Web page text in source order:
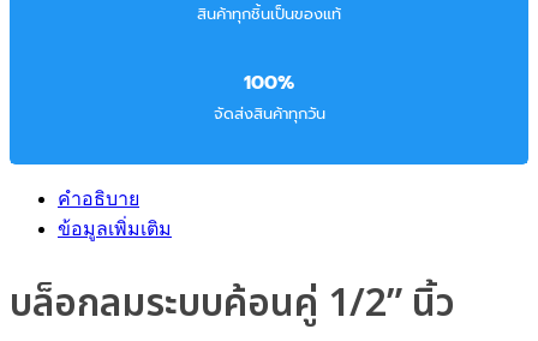
สินค้าทุกชิ้นเป็นของแท้
100%
จัดส่งสินค้าทุกวัน
คำอธิบาย
ข้อมูลเพิ่มเติม
บล็อกลมระบบค้อนคู่ 1/2” นิ้ว